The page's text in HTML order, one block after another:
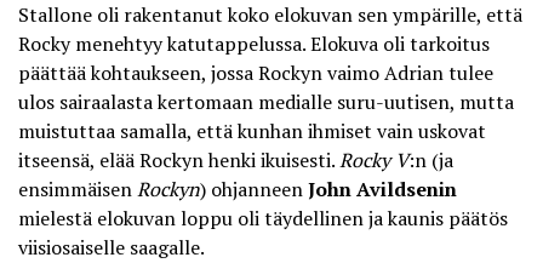
Stallone oli rakentanut koko elokuvan sen ympärille, että
Rocky menehtyy katutappelussa. Elokuva oli tarkoitus
päättää kohtaukseen, jossa Rockyn vaimo Adrian tulee
ulos sairaalasta kertomaan medialle suru-uutisen, mutta
muistuttaa samalla, että kunhan ihmiset vain uskovat
itseensä, elää Rockyn henki ikuisesti.Rocky V:n (ja
ensimmäisenRockyn) ohjanneenJohn Avildsenin
mielestä elokuvan loppu oli täydellinen ja kaunis päätös
viisiosaiselle saagalle.